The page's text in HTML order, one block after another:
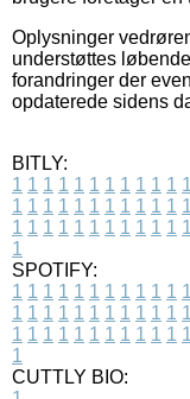
Oplysninger
understøttes
forandringer der
opdaterede sidens
BITLY:
1 1 1 1 1 1 1 1 1 1 1 1
1 1 1 1 1 1 1 1 1 1 1 1
1 1 1 1 1 1 1 1 1 1 1 1
1
SPOTIFY:
1 1 1 1 1 1 1 1 1 1 1 1
1 1 1 1 1 1 1 1 1 1 1 1
1 1 1 1 1 1 1 1 1 1 1 1
1
CUTTLY BIO: